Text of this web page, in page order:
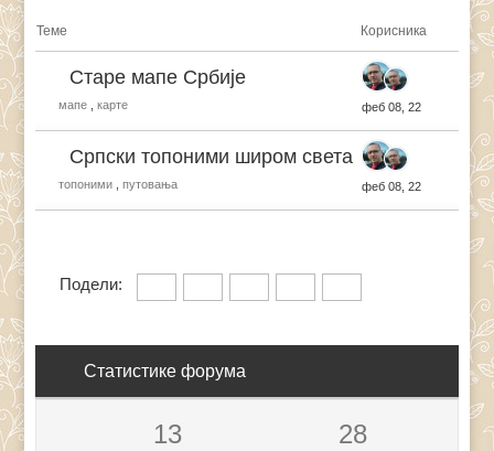
Теме Корисника
Старе мапе Србије
мапе карте феб 08, 22
Српски топоними широм света
топоними путовања феб 08, 22
Подели:
Статистике форума
13 28